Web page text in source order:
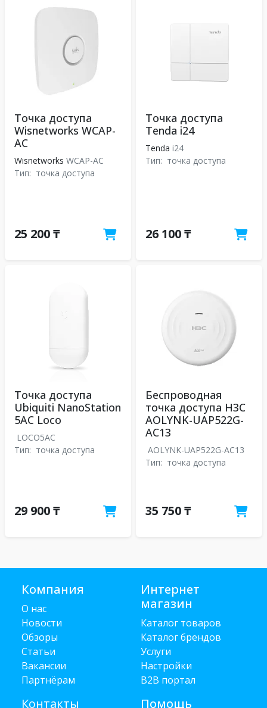
Точка доступа
Wisnetworks WCAP-
AC
Wisnetworks WCAP-AC
Тип: точка доступа
25 200 ₸
Точка доступа
Tenda i24
Tenda i24
Тип: точка доступа
26 100 ₸
Точка доступа
Ubiquiti NanoStation
5AC Loco
LOCO5AC
Тип: точка доступа
29 900 ₸
Беспроводная
точка доступа H3C
AOLYNK-UAP522G-
AC13
AOLYNK-UAP522G-AC13
Тип: точка доступа
35 750 ₸
Компания
О нас
Новости
Обзоры
Статьи
Вакансии
Партнёрам
Контакты
Интернет
магазин
Каталог товаров
Каталог брендов
Услуги
Настройки
B2B портал
Помощь